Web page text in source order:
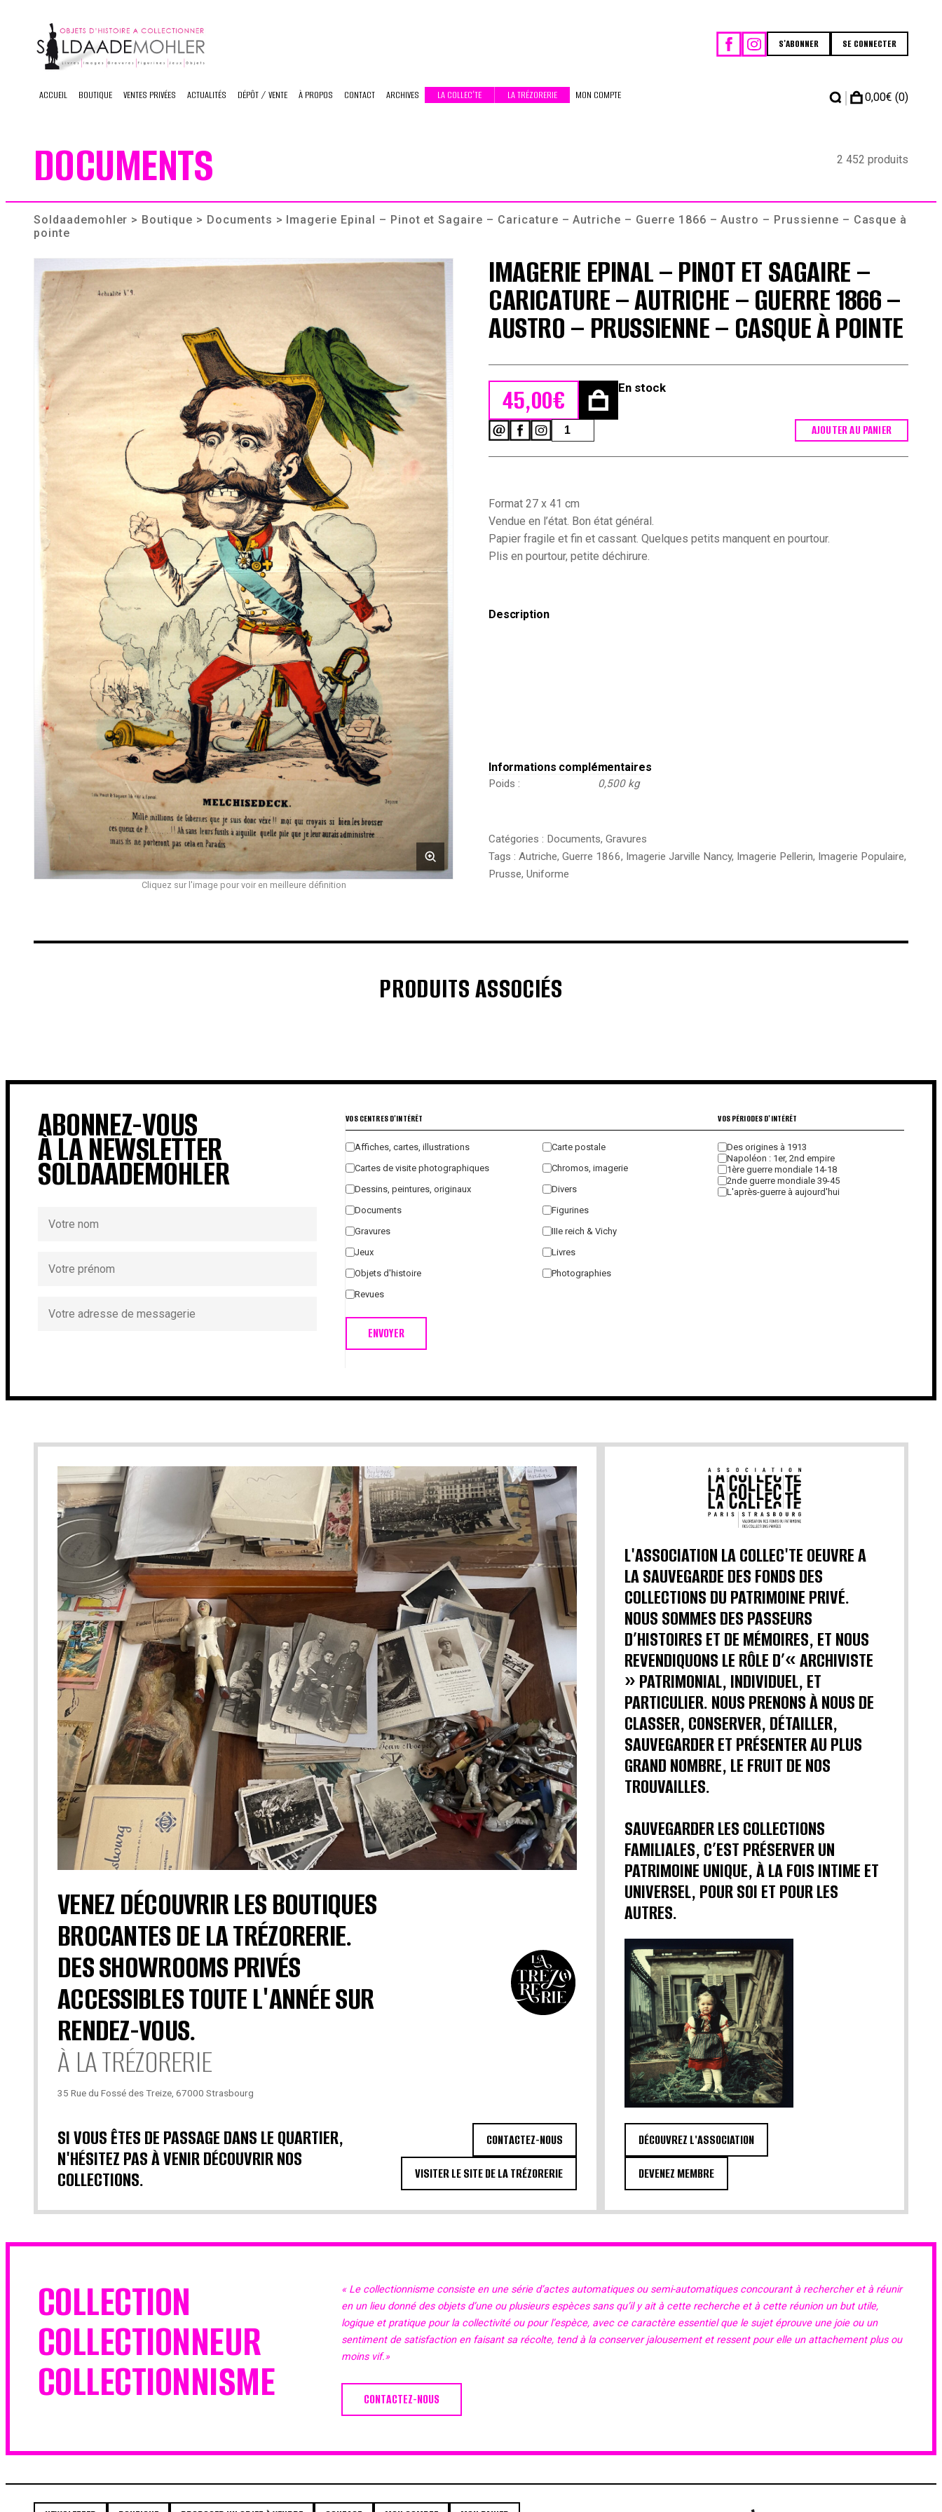
content
S'ABONNER SE CONNECTER
ACCUEIL BOUTIQUE VENTES PRIVÉES ACTUALITÉS DÉPÔT / VENTE À PROPOS CONTACT ARCHIVES LA COLLEC’TE LA TRÉZORERIE MON COMPTE | 0,00€ (0)
DOCUMENTS 2 452 produits
Soldaademohler > Boutique > Documents > Imagerie Epinal – Pinot et Sagaire – Caricature – Autriche – Guerre 1866 – Austro – Prussienne – Casque à
pointe
Cliquez sur l'image pour voir en meilleure définition
IMAGERIE EPINAL – PINOT ET SAGAIRE –
CARICATURE – AUTRICHE – GUERRE 1866 –
AUSTRO – PRUSSIENNE – CASQUE À POINTE
45,00€ En stock
quantité
de
et
Sagaire
Caricature
-
AJOUTER AU PANIER
Format 27 x 41 cm
Vendue en l’état. Bon état général.
Papier fragile et fin et cassant. Quelques petits manquent en pourtour.
Plis en pourtour, petite déchirure.
Description
Informations complémentaires
Poids 0,500 kg
Catégories : Documents, Gravures
Tags : Autriche, Guerre 1866, Imagerie Jarville Nancy, Imagerie Pellerin, Imagerie Populaire,
Prusse, Uniforme
PRODUITS ASSOCIÉS
ABONNEZ-VOUS
À LA NEWSLETTER
SOLDAADEMOHLER
VOS CENTRES D'INTÉRÊT
Affiches, cartes, illustrations
Carte postale
Cartes de visite photographiques
Chromos, imagerie
Dessins, peintures, originaux
Divers
Documents
Figurines
Gravures
IIIe reich & Vichy
Jeux
Livres
Objets d'histoire
Photographies
Revues
ENVOYER
VOS PÉRIODES D'INTÉRÊT
Des origines à 1913
Napoléon : 1er, 2nd empire
1ère guerre mondiale 14-18
2nde guerre mondiale 39-45
L'après-guerre à aujourd'hui
VENEZ DÉCOUVRIR LES BOUTIQUES
BROCANTES DE LA TRÉZORERIE.
DES SHOWROOMS PRIVÉS
ACCESSIBLES TOUTE L'ANNÉE SUR
RENDEZ-VOUS.
À LA TRÉZORERIE
35 Rue du Fossé des Treize, 67000 Strasbourg
SI VOUS ÊTES DE PASSAGE DANS LE QUARTIER,
N'HÉSITEZ PAS À VENIR DÉCOUVRIR NOS
COLLECTIONS.
CONTACTEZ-NOUS
VISITER LE SITE DE LA TRÉZORERIE
L'ASSOCIATION LA COLLEC'TE OEUVRE A
LA SAUVEGARDE DES FONDS DES
COLLECTIONS DU PATRIMOINE PRIVÉ.
NOUS SOMMES DES PASSEURS
D’HISTOIRES ET DE MÉMOIRES, ET NOUS
REVENDIQUONS LE RÔLE D’« ARCHIVISTE
» PATRIMONIAL, INDIVIDUEL, ET
PARTICULIER. NOUS PRENONS À NOUS DE
CLASSER, CONSERVER, DÉTAILLER,
SAUVEGARDER ET PRÉSENTER AU PLUS
GRAND NOMBRE, LE FRUIT DE NOS
TROUVAILLES.
SAUVEGARDER LES COLLECTIONS
FAMILIALES, C’EST PRÉSERVER UN
PATRIMOINE UNIQUE, À LA FOIS INTIME ET
UNIVERSEL, POUR SOI ET POUR LES
AUTRES.
DÉCOUVREZ L'ASSOCIATION
DEVENEZ MEMBRE
COLLECTION
COLLECTIONNEUR
COLLECTIONNISME
« Le collectionnisme consiste en une série d’actes automatiques ou semi-automatiques concourant à rechercher et à réunir
en un lieu donné des objets d’une ou plusieurs espèces sans qu’il y ait à cette recherche et à cette réunion un but utile,
logique et pratique pour la collectivité ou pour l’espèce, avec ce caractère essentiel que le sujet éprouve une joie ou un
sentiment de satisfaction en faisant sa récolte, tend à la conserver jalousement et ressent pour elle un attachement plus ou
moins vif.»
CONTACTEZ-NOUS